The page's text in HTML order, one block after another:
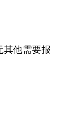
其他需要报